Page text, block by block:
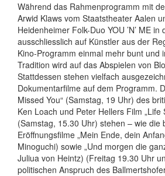
Während das Rahmenprogramm mit
Arwid Klaws vom Staatstheater Aalen
Heidenheimer Folk-Duo YOU ’N’ ME in
ausschliesslich auf Künstler aus der
Kino-Programm einmal mehr bunt und
Tradition wird auf das Abspielen von
Stattdessen stehen vielfach
Dokumentarfilme auf dem Programm.
Missed You“ (Samstag, 19 Uhr) des
Ken Loach und Peter Hellers Film „Life
(Samstag, 15.30 Uhr) stehen – wie die
Eröffnungsfilme „Mein Ende, dein
Minoguchi) sowie „Und morgen die
Juliua von Heintz) (Freitag 19.30 Uhr
politischen Anspruch des